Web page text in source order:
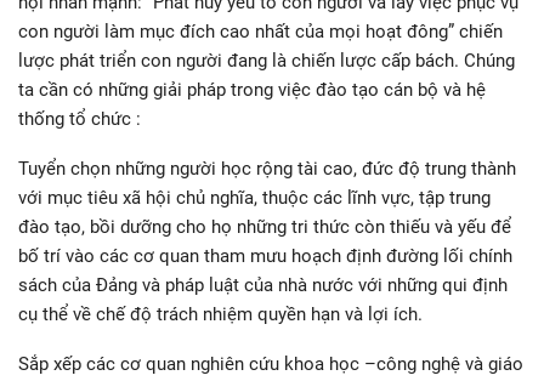
con người làm mục đích cao nhất của mọi hoạt đông” chiến
lược phát triển con người đang là chiến lược cấp bách. Chúng
ta cần có những giải pháp trong việc đào tạo cán bộ và hệ
thống tổ chức :
Tuyển chọn những người học rộng tài cao, đức độ trung thành
với mục tiêu xã hội chủ nghĩa, thuộc các lĩnh vực, tập trung
đào tạo, bồi dưỡng cho họ những tri thức còn thiếu và yếu để
bố trí vào các cơ quan tham mưu hoạch định đường lối chính
sách của Đảng và pháp luật của nhà nước với những qui định
cụ thể về chế độ trách nhiệm quyền hạn và lợi ích.
Sắp xếp các cơ quan nghiên cứu khoa học –công nghệ và giáo